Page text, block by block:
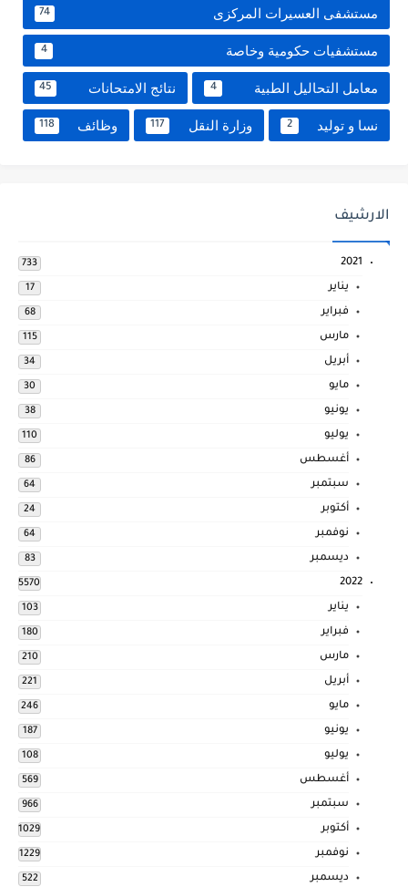
مستشفى العسيرات المركزى 74
مستشفيات حكومية وخاصة 4
معامل التحاليل الطبية 4 نتائج الامتحانات 45
نسا و توليد 2 وزارة النقل 117 وظائف 118
الارشيف
2021
733
يناير 17
فبراير 68
مارس 115
أبريل 34
مايو 30
يونيو 38
يوليو 110
أغسطس 86
سبتمبر 64
أكتوبر 24
نوفمبر 64
ديسمبر 83
2022
5570
يناير 103
فبراير 180
مارس 210
أبريل 221
مايو 246
يونيو 187
يوليو 108
أغسطس 569
سبتمبر 966
أكتوبر 1029
نوفمبر 1229
ديسمبر 522